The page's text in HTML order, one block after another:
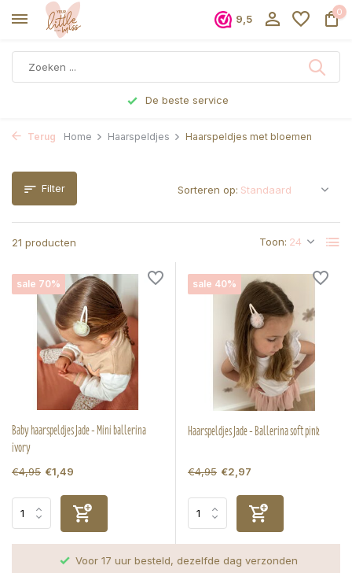
9,5
0
Voor 17 uur besteld, dezelfde dag verzonden
Terug Home Haarspeldjes Haarspeldjes met bloemen
Filter
21 producten Toon:
Sorteren op:
sale 70%
Baby haarspeldjes Jade - Mini ballerina
ivory
€4,95 €1,49
sale 40%
Haarspeldjes Jade - Ballerina soft pink
€4,95 €2,97
Voor 17 uur besteld, dezelfde dag verzonden